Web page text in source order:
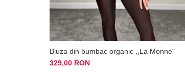
Bluza din bumbac organic ,,La Monne"
329,00 RON